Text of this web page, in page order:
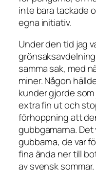
inte bara tackade
egna initiativ.
Under den tid jag
samma sak, med
miner. Någon
kunder gjorde
extra fin ut och
förhoppning att
gubbgamarna.
gubbarna, de var
fina ända ner till
av svensk sommar.